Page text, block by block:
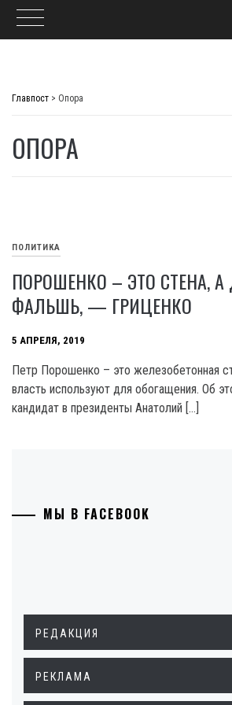
Главпост > Опора
ОПОРА
ПОЛИТИКА
ПОРОШЕНКО – ЭТО СТЕНА,
ФАЛЬШЬ, — ГРИЦЕНКО
5 АПРЕЛЯ, 2019
Петр Порошенко – это железобетонная
власть используют для обогащения. Об
кандидат в президенты Анатолий […]
МЫ В FACEBOOK
РЕДАКЦИЯ
РЕКЛАМА